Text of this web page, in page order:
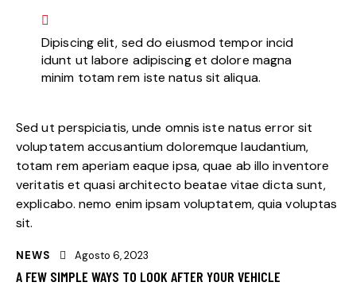
Dipiscing elit, sed do eiusmod tempor incid
idunt ut labore adipiscing et dolore magna
minim totam rem iste natus sit aliqua.
Sed ut perspiciatis, unde omnis iste natus error sit
voluptatem accusantium doloremque laudantium,
totam rem aperiam eaque ipsa, quae ab illo inventore
veritatis et quasi architecto beatae vitae dicta sunt,
explicabo. nemo enim ipsam voluptatem, quia voluptas
sit.
NEWS Agosto 6, 2023
A FEW SIMPLE WAYS TO LOOK AFTER YOUR VEHICLE